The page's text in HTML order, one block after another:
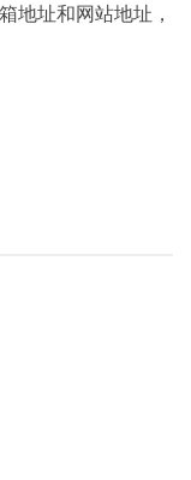
地址和网站地址，